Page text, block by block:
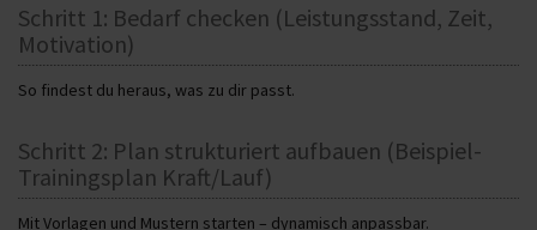
Schritt 1: Bedarf checken (Leistungsstand, Zeit,
Motivation)
So findest du heraus, was zu dir passt.
Schritt 2: Plan strukturiert aufbauen (Beispiel-
Trainingsplan Kraft/Lauf)
Mit Vorlagen und Mustern starten – dynamisch anpassbar.